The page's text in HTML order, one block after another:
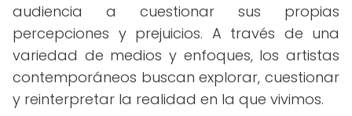
audiencia a cuestionar sus propias
percepciones y prejuicios. A través de una
variedad de medios y enfoques, los artistas
contemporáneos buscan explorar, cuestionar
y reinterpretar la realidad en la que vivimos.